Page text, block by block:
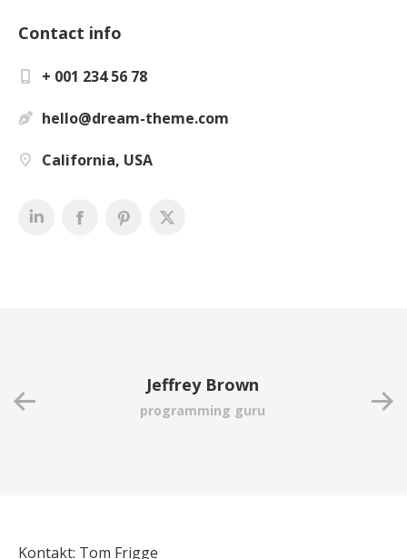
Contact info
+ 001 234 56 78
hello@dream-theme.com
California, USA
Jeffrey Brown
programming guru
Kontakt: Tom Frigge